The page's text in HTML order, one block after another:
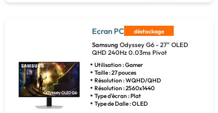
Ecran PC déstockage
Samsung Odyssey G6 - 27" OLED
QHD 240Hz 0.03ms Pivot
Utilisation : Gamer
Taille : 27 pouces
Résolution : WQHD/QHD
Résolution : 2560x1440
Type d'écran : Plat
Type de Dalle : OLED